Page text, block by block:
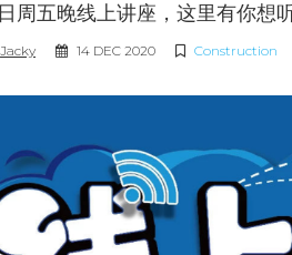
周五晚线上讲座，这里有你想
Jacky 14 DEC 2020 Construction